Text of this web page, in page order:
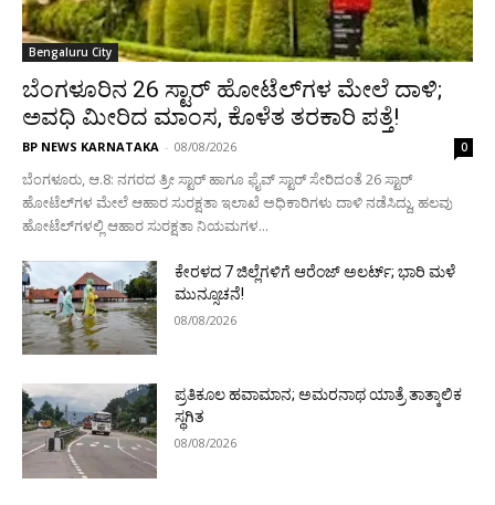
Bengaluru City
ಬೆಂಗಳೂರಿನ 26 ಸ್ಟಾರ್‌ ಹೋಟೆಲ್‌ಗಳ ಮೇಲೆ ದಾಳಿ;
ಅವಧಿ ಮೀರಿದ ಮಾಂಸ, ಕೊಳೆತ ತರಕಾರಿ ಪತ್ತೆ!
BP NEWS KARNATAKA - 08/08/2026 0
ಬೆಂಗಳೂರು, ಆ.8: ನಗರದ ತ್ರೀ ಸ್ಟಾರ್‌ ಹಾಗೂ ಫೈವ್‌ ಸ್ಟಾರ್‌ ಸೇರಿದಂತೆ 26 ಸ್ಟಾರ್‌
ಹೋಟೆಲ್‌ಗಳ ಮೇಲೆ ಆಹಾರ ಸುರಕ್ಷತಾ ಇಲಾಖೆ ಅಧಿಕಾರಿಗಳು ದಾಳಿ ನಡೆಸಿದ್ದು, ಹಲವು
ಹೋಟೆಲ್‌ಗಳಲ್ಲಿ ಆಹಾರ ಸುರಕ್ಷತಾ ನಿಯಮಗಳ...
ಕೇರಳದ 7 ಜಿಲ್ಲೆಗಳಿಗೆ ಆರೆಂಜ್ ಅಲರ್ಟ್; ಭಾರಿ ಮಳೆ
ಮುನ್ಸೂಚನೆ!
08/08/2026
ಪ್ರತಿಕೂಲ ಹವಾಮಾನ; ಅಮರನಾಥ ಯಾತ್ರೆ ತಾತ್ಕಾಲಿಕ
ಸ್ಥಗಿತ
08/08/2026